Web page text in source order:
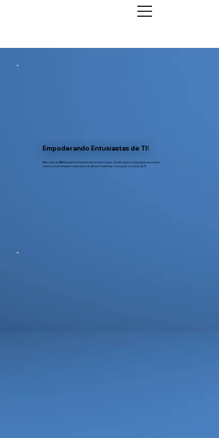
Empoderando Entusiastas de TI!
Bem-vindo aoSEUblog de tecnologia focado em automação, virtualização e computação em nuvem.
Junte-se a nós enquanto exploramos as últimas tendências e inovações no mundo da TI!